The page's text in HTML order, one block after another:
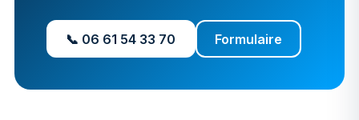
📞 06 61 54 33 70 Formulaire